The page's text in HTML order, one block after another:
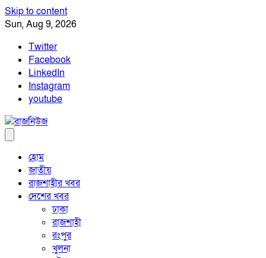
Skip to content
Sun, Aug 9, 2026
Twitter
Facebook
LinkedIn
Instagram
youtube
হোম
জাতীয়
রাজশাহীর খবর
দেশের খবর
ঢাকা
রাজশাহী
রংপুর
খুলনা